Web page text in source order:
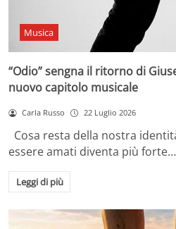
Musica
“Odio” sengna il ritorno di
nuovo capitolo musicale
Carla Russo 22 Luglio 2026
Cosa resta della nostra
essere amati diventa più forte…
Leggi di più